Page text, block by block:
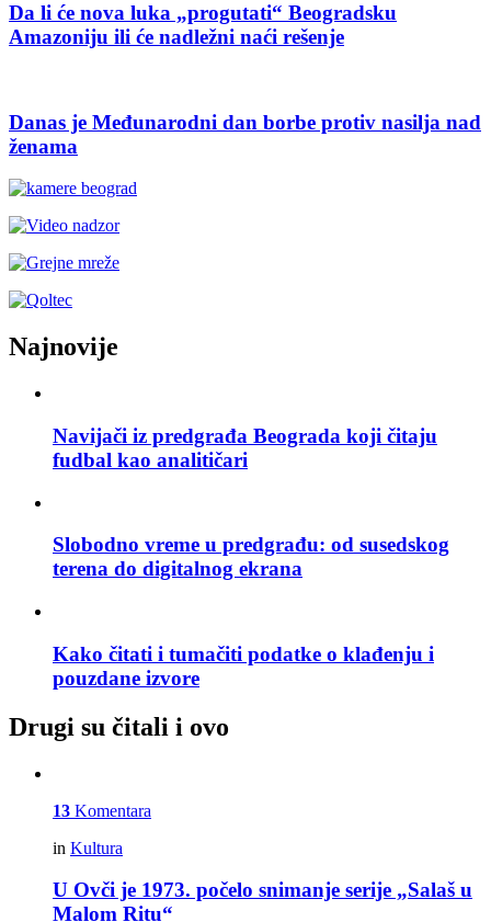
Da li će nova luka „progutati“ Beogradsku
Amazoniju ili će nadležni naći rešenje
Danas je Međunarodni dan borbe protiv nasilja nad
ženama
Najnovije
Navijači iz predgrađa Beograda koji čitaju
fudbal kao analitičari
Slobodno vreme u predgrađu: od susedskog
terena do digitalnog ekrana
Kako čitati i tumačiti podatke o klađenju i
pouzdane izvore
Drugi su čitali i ovo
13 Komentara
in Kultura
U Ovči je 1973. počelo snimanje serije „Salaš u
Malom Ritu“